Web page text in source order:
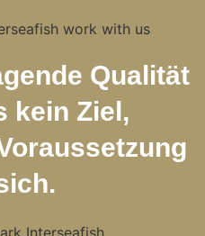
Qualität
kein Ziel,